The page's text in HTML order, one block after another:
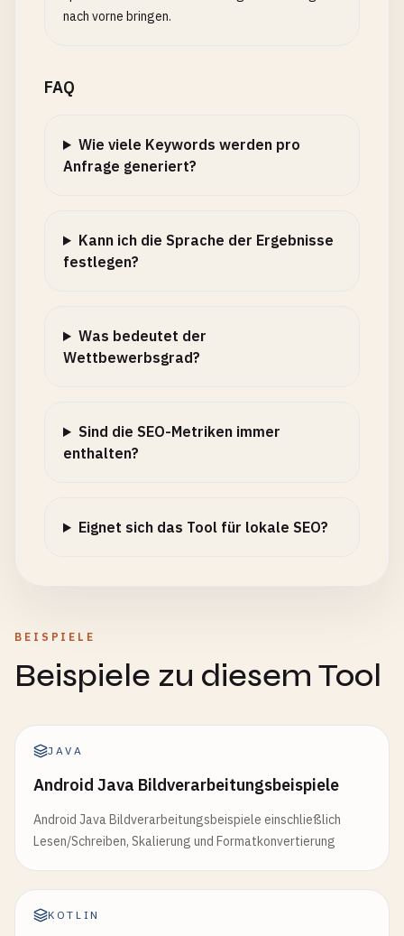
nach vorne bringen.
FAQ
Wie viele Keywords werden pro
Anfrage generiert?
Kann ich die Sprache der Ergebnisse
festlegen?
Was bedeutet der
Wettbewerbsgrad?
Sind die SEO-Metriken immer
enthalten?
Eignet sich das Tool für lokale SEO?
BEISPIELE
Beispiele zu diesem Tool
JAVA
Android Java Bildverarbeitungsbeispiele
Android Java Bildverarbeitungsbeispiele einschließlich
Lesen/Schreiben, Skalierung und Formatkonvertierung
KOTLIN